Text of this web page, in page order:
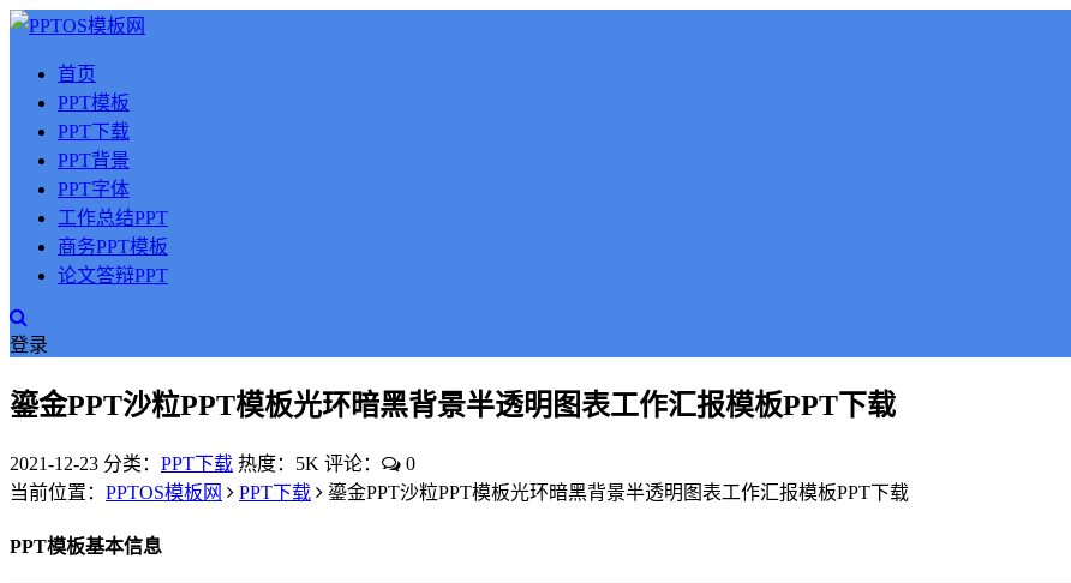
首页
PPT模板
PPT下载
PPT背景
PPT字体
工作总结PPT
商务PPT模板
论文答辩PPT
登录
鎏金PPT沙粒PPT模板光环暗黑背景半透明图表工作汇报模板PPT下载
2021-12-23 分类： PPT下载 热度：5K 评论：
0
当前位置： PPTOS模板网 PPT下载 鎏金PPT沙粒PPT模板光环暗黑背景半透明图表工作汇报模板PPT下载
PPT模板基本信息